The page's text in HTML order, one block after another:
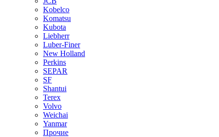
Kobelco
Komatsu
Kubota
Liebherr
Luber-Finer
New Holland
Perkins
SEPAR
SF
Shantui
Terex
Volvo
Weichai
Yanmar
Прочие